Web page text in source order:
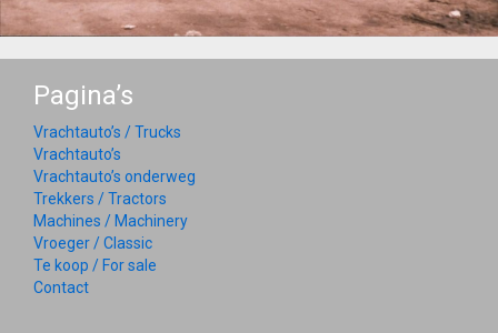
Pagina’s
Vrachtauto’s / Trucks
Vrachtauto’s
Vrachtauto’s onderweg
Trekkers / Tractors
Machines / Machinery
Vroeger / Classic
Te koop / For sale
Contact